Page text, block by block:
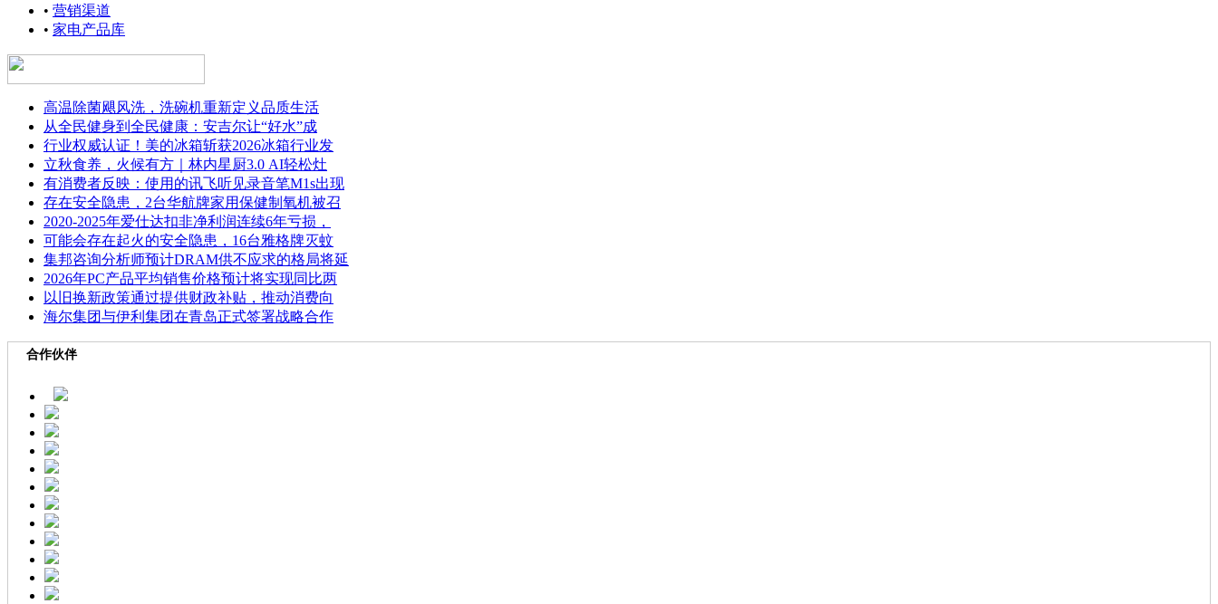
• 营销渠道
• 家电产品库
高温除菌飓风洗，洗碗机重新定义品质生活
从全民健身到全民健康：安吉尔让“好水”成
行业权威认证！美的冰箱斩获2026冰箱行业发
立秋食养，火候有方｜林内星厨3.0 AI轻松灶
有消费者反映：使用的讯飞听见录音笔M1s出现
存在安全隐患，2台华航牌家用保健制氧机被召
2020-2025年爱仕达扣非净利润连续6年亏损，
可能会存在起火的安全隐患，16台雅格牌灭蚊
集邦咨询分析师预计DRAM供不应求的格局将延
2026年PC产品平均销售价格预计将实现同比两
以旧换新政策通过提供财政补贴，推动消费向
海尔集团与伊利集团在青岛正式签署战略合作
合作伙伴